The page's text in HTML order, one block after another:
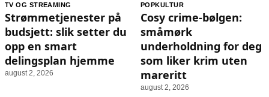
TV OG STREAMING
Strømmetjenester på
budsjett: slik setter du
opp en smart
delingsplan hjemme
august 2, 2026
POPKULTUR
Cosy crime-bølgen:
småmørk
underholdning for deg
som liker krim uten
mareritt
august 2, 2026